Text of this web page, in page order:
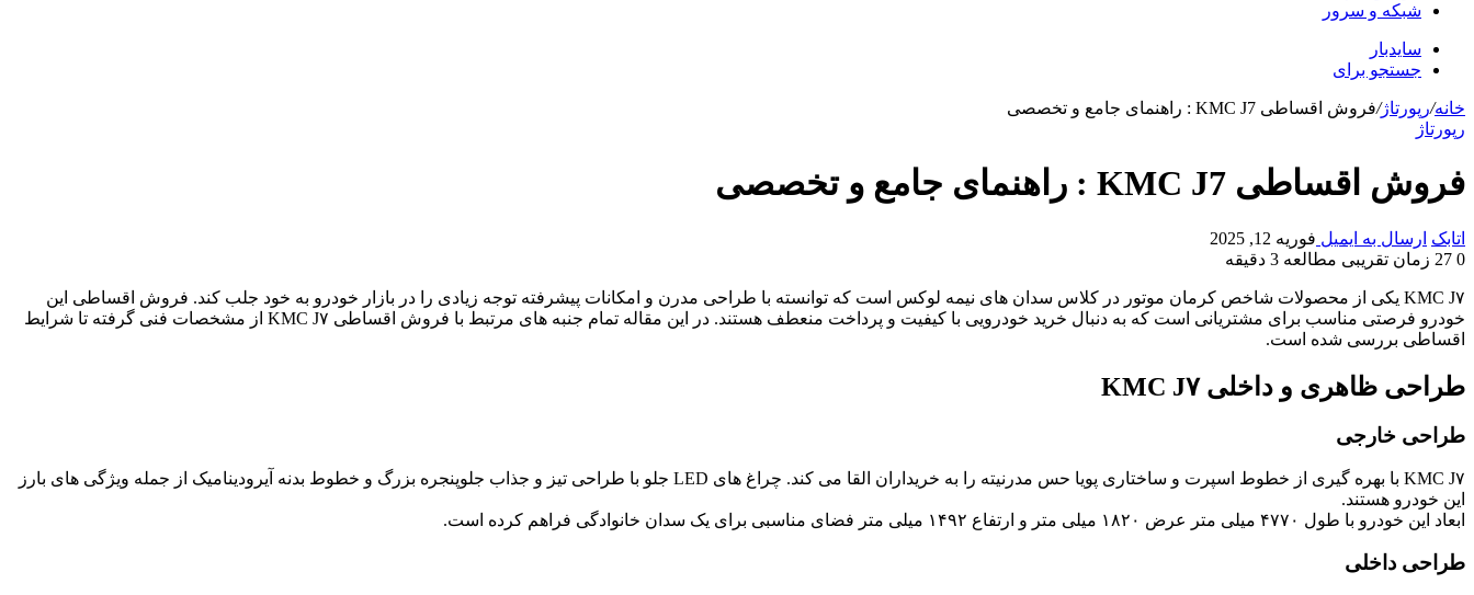
شبکه و سرور
سایدبار
جستجو برای
خانه/رپورتاژ/فروش اقساطی KMC J7 : راهنمای جامع و تخصصی
رپورتاژ
فروش اقساطی KMC J7 : راهنمای جامع و تخصصی
اتابک ارسال به ایمیل فوریه 12, 2025
0
زمان تقریبی مطالعه 3 دقیقه
KMC J۷ یکی از محصولات شاخص کرمان موتور در کلاس سدان های نیمه لوکس است که توانسته با طراحی مدرن و امکانات پیشرفته توجه زیادی را در بازار خودرو به خود جلب کند. فروش اقساطی این
خودرو فرصتی مناسب برای مشتریانی است که به دنبال خرید خودرویی با کیفیت و پرداخت منعطف هستند. در این مقاله تمام جنبه های مرتبط با فروش اقساطی KMC J۷ از مشخصات فنی گرفته تا شرایط
اقساطی بررسی شده است.
طراحی ظاهری و داخلی KMC J۷
طراحی خارجی
KMC J۷ با بهره گیری از خطوط اسپرت و ساختاری پویا حس مدرنیته را به خریداران القا می کند. چراغ های LED جلو با طراحی تیز و جذاب جلوپنجره بزرگ و خطوط بدنه آیرودینامیک از جمله ویژگی های بارز
این خودرو هستند.
ابعاد این خودرو با طول ۴۷۷۰ میلی متر عرض ۱۸۲۰ میلی متر و ارتفاع ۱۴۹۲ میلی متر فضای مناسبی برای یک سدان خانوادگی فراهم کرده است.
طراحی داخلی